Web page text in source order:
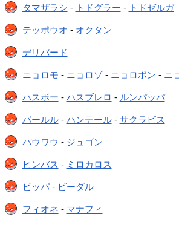
タマザラシ - トドグラー - トドゼルガ
テッポウオ - オクタン
デリバード
ニョロモ - ニョロゾ- ニョロボン - ニ
ハスボー - ハスブレロ - ルンパッパ
パールル- ハンテール- サクラビス
パウワウ - ジュゴン
ヒンバス - ミロカロス
ビッパ- ビーダル
フィオネ - マナフィ